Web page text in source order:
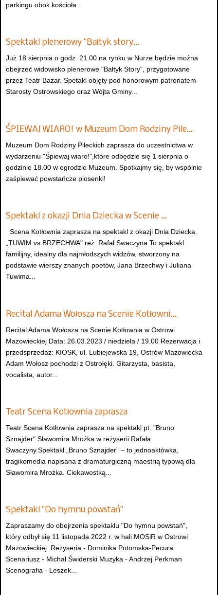
parkingu obok kościoła...
Spektakl plenerowy "Bałtyk story…
Już 18 sierpnia o godz. 21.00 na rynku w Nurze będzie można
obejrzeć widowisko plenerowe "Bałtyk Story", przygotowane
przez Teatr Bazar. Spetakl objęty pod honorowym patronatem
Starosty Ostrowskiego oraz Wójta Gminy...
ŚPIEWAJ WIARO! w Muzeum Dom Rodziny Pile…
Muzeum Dom Rodziny Pileckich zaprasza do uczestnictwa w
wydarzeniu "Śpiewaj wiaro!",które odbędzie się 1 sierpnia o
godzinie 18.00 w ogrodzie Muzeum. Spotkajmy się, by wspólnie
zaśpiewać powstańcze piosenki!
Spektakl z okazji Dnia Dziecka w Scenie …
Scena Kotłownia zaprasza na spektakl z okazji Dnia Dziecka.
„TUWIM vs BRZECHWA" reż. Rafał Swaczyna To spektakl
familijny, idealny dla najmłodszych widzów, stworzony na
podstawie wierszy znanych poetów, Jana Brzechwy i Juliana
Tuwima...
Recital Adama Wołosza na Scenie Kotłowni…
Recital Adama Wołosza na Scenie Kotłownia w Ostrowi
Mazowieckiej Data: 26.03.2023 / niedziela / 19.00 Rezerwacja i
przedsprzedaż: KIOSK, ul. Lubiejewska 19, Ostrów Mazowiecka
Adam Wołosz pochodzi z Ostrołęki. Gitarzysta, basista,
vocalista, autor...
Teatr Scena Kotłownia zaprasza
Teatr Scena Kotłownia zaprasza na spektakl pt. "Bruno
Sznajder" Sławomira Mrożka w reżyserii Rafała
Swaczyny.Spektakl „Bruno Sznajder” – to jednoaktówka,
tragikomedia napisana z dramaturgiczną maestrią typową dla
Sławomira Mrożka. Ciekawostką...
Spektakl "Do hymnu powstań"
Zapraszamy do obejrzenia spektaklu "Do hymnu powstań",
który odbył się 11 listopada 2022 r. w hali MOSiR w Ostrowi
Mazowieckiej. Reżyseria - Dominika Potomska-Pecura
Scenariusz - Michał Świderski Muzyka - Andrzej Perkman
Scenografia - Leszek...